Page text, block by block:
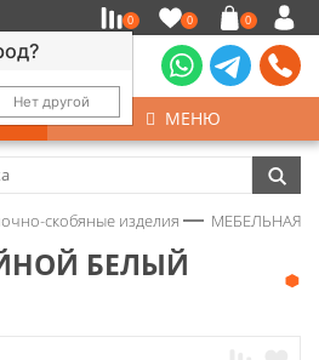
Нет другой
0 0 0
МЕНЮ
скобяные изделия МЕБЕЛЬНАЯ
БЕЛЫЙ